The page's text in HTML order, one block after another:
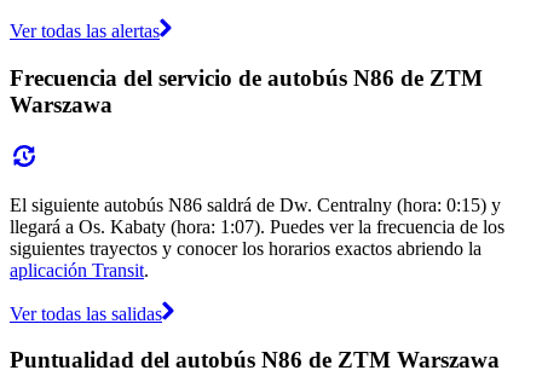
Ver todas las alertas
Frecuencia del servicio de autobús N86 de ZTM
Warszawa
El siguiente autobús N86 saldrá de Dw. Centralny (hora: 0:15) y
llegará a Os. Kabaty (hora: 1:07). Puedes ver la frecuencia de los
siguientes trayectos y conocer los horarios exactos abriendo la
aplicación Transit.
Ver todas las salidas
Puntualidad del autobús N86 de ZTM Warszawa